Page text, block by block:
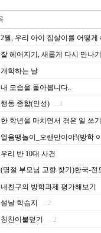
2월, 우리 아이 집살이를 어떻게
잘 헤어지기, 새롭게 다시 만나기
개학하는 날
내 모습을 돌아봅니다.
행동 종합(인성) …1
한 학년을 마치면서 겪은 일 쓰기
얼음땡놀이_오랜만이야!(방학
우리 반 10대 사건
(명절 부모님 고향 찾기)한국-전
내친구의 방학과제 평가해보기
설날 학습지 …2
칭찬이불덮기 …2